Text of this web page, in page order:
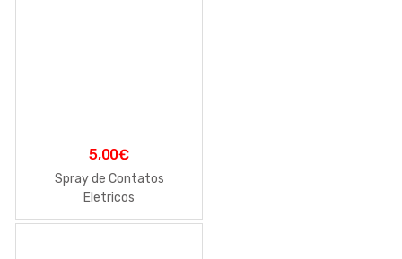
5,00€
Spray de Contatos
Eletricos